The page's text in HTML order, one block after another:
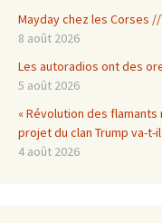
Mayday chez les Corses //
8 août 2026
Les autoradios ont des
5 août 2026
« Révolution des
projet du clan Trump va-
4 août 2026